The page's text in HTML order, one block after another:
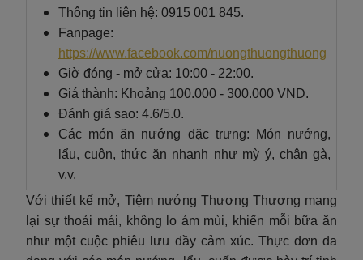
Thông tin liên hệ: 0915 001 845.
Fanpage:
https://www.facebook.com/nuongthuongthuong
Giờ đóng - mở cửa: 10:00 - 22:00.
Giá thành: Khoảng 100.000 - 300.000 VND.
Đánh giá sao: 4.6/5.0.
Các món ăn nướng đặc trưng: Món nướng,
lẩu, cuộn, thức ăn nhanh như mỳ ý, chân gà,
v.v.
Với thiết kế mở, Tiệm nướng Thương Thương mang
lại sự thoải mái, không lo ám mùi, khiến mỗi bữa ăn
như một cuộc phiêu lưu đầy cảm xúc. Thực đơn đa